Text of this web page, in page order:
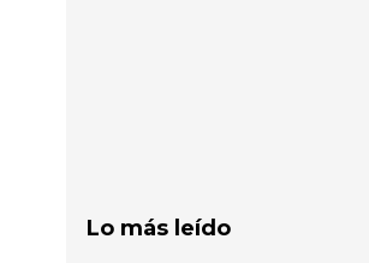
Lo más leído